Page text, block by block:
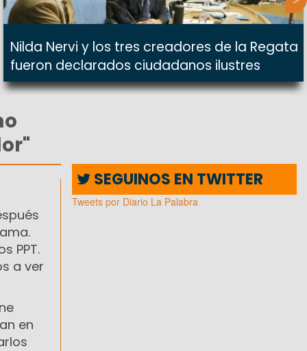
Nilda Nervi y los tres creadores de la Regata
fueron declarados ciudadanos ilustres
PPT.
a ver
en
SEGUINOS EN TWITTER
Tweets por Diario La Palabra